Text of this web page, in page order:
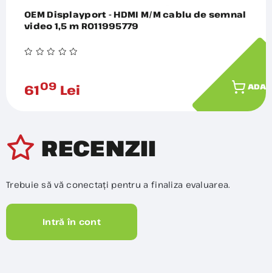
OEM Displayport - HDMI M/M cablu de semnal
video 1,5 m RO11995779
6109 Lei
RECENZII
Trebuie să vă conectați pentru a finaliza evaluarea.
Intră în cont